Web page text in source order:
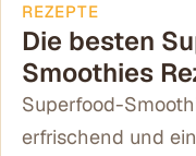
REZEPTE
Die besten
Smoothies
Superfood-
erfrischend und